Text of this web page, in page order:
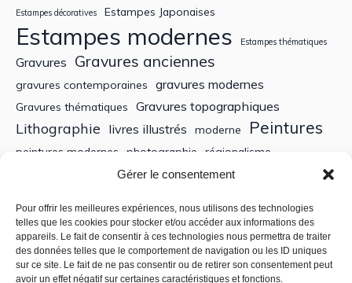
Gérer le consentement
Pour offrir les meilleures expériences, nous utilisons des technologies
telles que les cookies pour stocker et/ou accéder aux informations des
appareils. Le fait de consentir à ces technologies nous permettra de traiter
des données telles que le comportement de navigation ou les ID uniques
sur ce site. Le fait de ne pas consentir ou de retirer son consentement peut
avoir un effet négatif sur certaines caractéristiques et fonctions.
Estampes décoratives Estampes Japonaises
Estampes modernes Estampes thématiques
Gravures Gravures anciennes
gravures contemporaines gravures modernes
Gravures thématiques Gravures topographiques
Lithographie livres illustrés moderne Peintures
peintures modernes photographie régionalisme
Tableaux anciens XIXe siècle
Recherche